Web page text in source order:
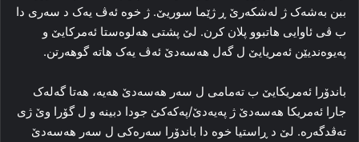
ببن به‌شه‌ک ژ لەشكەرێ ڕ ژێما سوریێ‌. ژ خوه‌ ئه‌ڤ یه‌ک د سه‌ری دا‌
ب ڤی ئاوایی هاتبوو پلان کرن. لێ پشتی هه‌لوه‌ستا ئه‌مرکایێ و
پەیوه‌ندیێن ئەمریایێ ل گه‌ل هەسەدێ ئه‌ڤ یه‌ک هاته‌ گوهه‌رتن.
باندۆرا ئەمریكایێ ب ته‌مامی ل سه‌ر هەسەدێ هه‌یه‌، هه‌تا گه‌له‌ک
جارا ئەمریكا هەسەدێ ژ پەیەدێ/پەكەكێ جودا دبینه‌ و ل گۆرا وێ ژی
ته‌ڤدگه‌ره‌. لێ د ڕاستیا خوه‌ دا‌ باندۆرا سەرەكی ل سه‌ر هەسەدێ